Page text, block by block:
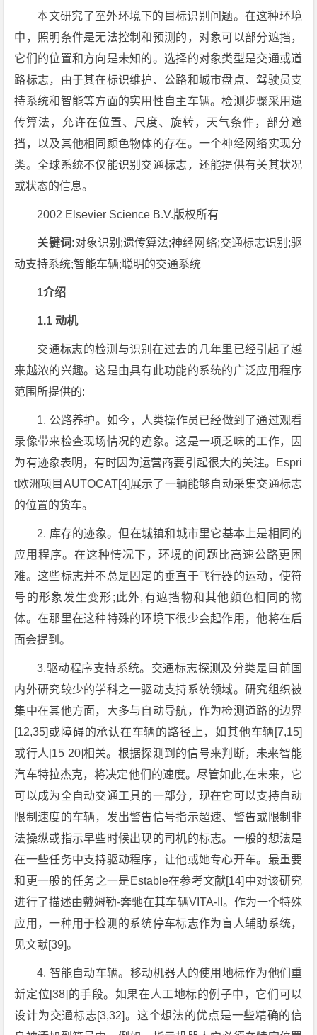
本文研究了室外环境下的目标识别问题。在这种环境
中，照明条件是无法控制和预测的，对象可以部分遮挡，
它们的位置和方向是未知的。选择的对象类型是交通或道
路标志，由于其在标识维护、公路和城市盘点、驾驶员支
持系统和智能等方面的实用性自主车辆。检测步骤采用遗
传算法，允许在位置、尺度、旋转，天气条件，部分遮
挡，以及其他相同颜色物体的存在。一个神经网络实现分
类。全球系统不仅能识别交通标志，还能提供有关其状况
或状态的信息。
2002 Elsevier Science B.V.版权所有
关键词:对象识别;遗传算法;神经网络;交通标志识别;驱
动支持系统;智能车辆;聪明的交通系统
1介绍
1.1 动机
交通标志的检测与识别在过去的几年里已经引起了越
来越浓的兴趣。这是由具有此功能的系统的广泛应用程序
范围所提供的:
1. 公路养护。如今，人类操作员已经做到了通过观看
录像带来检查现场情况的迹象。这是一项乏味的工作，因
为有迹象表明，有时因为运营商要引起很大的关注。Espri
t欧洲项目AUTOCAT[4]展示了一辆能够自动采集交通标志
的位置的货车。
2. 库存的迹象。但在城镇和城市里它基本上是相同的
应用程序。在这种情况下，环境的问题比高速公路更困
难。这些标志并不总是固定的垂直于飞行器的运动，使符
号的形象发生变形;此外,有遮挡物和其他颜色相同的物
体。在那里在这种特殊的环境下很少会起作用，他将在后
面会提到。
3.驱动程序支持系统。交通标志探测及分类是目前国
内外研究较少的学科之一驱动支持系统领域。研究组织被
集中在其他方面，大多与自动导航，作为检测道路的边界
[12,35]或障碍的承认在车辆的路径上，如其他车辆[7,15]
或行人[15 20]相关。根据探测到的信号来判断，未来智能
汽车特拉杰克，将决定他们的速度。尽管如此,在未来，它
可以成为全自动交通工具的一部分，现在它可以支持自动
限制速度的车辆，发出警告信号指示超速、警告或限制非
法操纵或指示早些时候出现的司机的标志。一般的想法是
在一些任务中支持驱动程序，让他或她专心开车。最重要
和更一般的任务之一是Estable在参考文献[14]中对该研究
进行了描述由戴姆勒-奔驰在其车辆VITA-II。作为一个特殊
应用，一种用于检测的系统停车标志作为盲人辅助系统，
见文献[39]。
4. 智能自动车辆。移动机器人的使用地标作为他们重
新定位[38]的手段。如果在人工地标的例子中，它们可以
设计为交通标志[3,32]。这个想法的优点是一些精确的信